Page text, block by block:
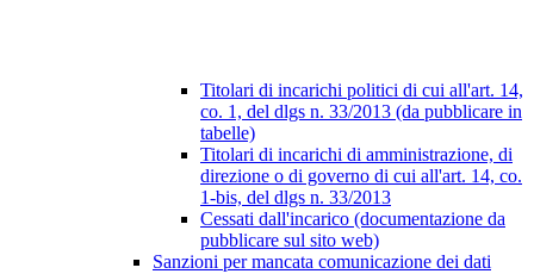
Titolari di incarichi politici di cui all'art. 14,
co. 1, del dlgs n. 33/2013 (da pubblicare in
tabelle)
Titolari di incarichi di amministrazione, di
direzione o di governo di cui all'art. 14, co.
1-bis, del dlgs n. 33/2013
Cessati dall'incarico (documentazione da
pubblicare sul sito web)
Sanzioni per mancata comunicazione dei dati